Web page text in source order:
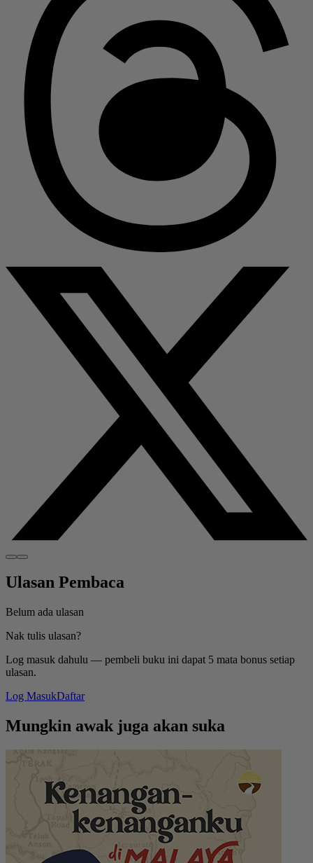
Ulasan Pembaca
Belum ada ulasan
Nak tulis ulasan?
Log masuk dahulu — pembeli buku ini dapat 5 mata bonus setiap
ulasan.
Log MasukDaftar
Mungkin awak juga akan suka